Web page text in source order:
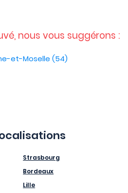
nous vous suggérons :
et-Moselle (54)
Strasbourg
Bordeaux
Lille